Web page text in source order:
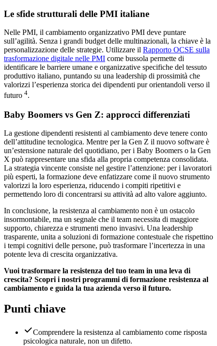
Le sfide strutturali delle PMI italiane
Nelle PMI, il cambiamento organizzativo PMI deve puntare
sull’agilità. Senza i grandi budget delle multinazionali, la chiave è la
personalizzazione delle strategie. Utilizzare il Rapporto OCSE sulla
trasformazione digitale nelle PMI come bussola permette di
identificare le barriere umane e organizzative specifiche del tessuto
produttivo italiano, puntando su una leadership di prossimità che
valorizzi l’esperienza storica dei dipendenti pur orientandoli verso il
futuro 4.
Baby Boomers vs Gen Z: approcci differenziati
La gestione dipendenti resistenti al cambiamento deve tenere conto
dell’attitudine tecnologica. Mentre per la Gen Z il nuovo software è
un’estensione naturale del quotidiano, per i Baby Boomers o la Gen
X può rappresentare una sfida alla propria competenza consolidata.
La strategia vincente consiste nel gestire l’attenzione: per i lavoratori
più esperti, la formazione deve enfatizzare come il nuovo strumento
valorizzi la loro esperienza, riducendo i compiti ripetitivi e
permettendo loro di concentrarsi su attività ad alto valore aggiunto.
In conclusione, la resistenza al cambiamento non è un ostacolo
insormontabile, ma un segnale che il team necessita di maggiore
supporto, chiarezza e strumenti meno invasivi. Una leadership
trasparente, unita a soluzioni di formazione contestuale che rispettino
i tempi cognitivi delle persone, può trasformare l’incertezza in una
potente leva di crescita organizzativa.
Vuoi trasformare la resistenza del tuo team in una leva di
crescita? Scopri i nostri programmi di formazione resistenza al
cambiamento e guida la tua azienda verso il futuro.
Punti chiave
Comprendere la resistenza al cambiamento come risposta
psicologica naturale, non un difetto.